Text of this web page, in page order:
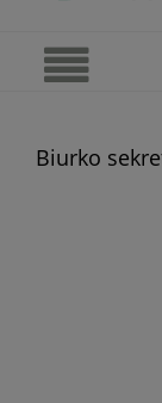
Biurko